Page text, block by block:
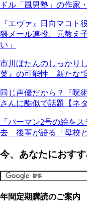
ドル「風男塾」の作家
『エヴァ』日向マコ
猥メール連投、元教え
い」
市川ぼたんのしっかり
菜』の可能性 新たな“
同じ声優だから？『呪
さんに酷似で話題【ネ
「パーマン2号の絵を
去 後輩が語る「母校と
今、あなたにおす
年間定期購読のご案内